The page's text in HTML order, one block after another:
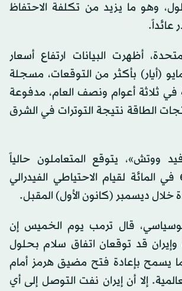
وهو ما يزيد من تكلفة الاحتفاظ
عائداً.
أظهرت البيانات ارتفاع أسعار
(أيار) بأكثر من التوقعات، مسجلة
في ثلاثة أعوام ونصف العام، مدفوعة
الطاقة نتيجة التوترات في الشرق
ووتش»، يتوقع المتعاملون حالياً
احتمالاً بنحو 60 في المائة لقيام الاحتياطي الفيدرالي
خلال ديسمبر (كانون الأول) المقبل.
قال ترمب يوم الخميس إن
وإيران قد توقعان اتفاق سلام بحلول
يسمح بإعادة فتح مضيق هرمز أمام
إلا أن إيران نفت التوصل إلى أي